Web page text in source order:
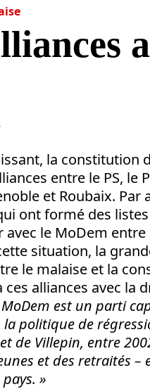
la constitution
entre le PS, le
et Roubaix. Par
ont formé des listes
le MoDem
situation, la
le malaise et la
ces alliances avec la
MoDem est un parti
politique de
de Villepin, entre
et des retraités –
»